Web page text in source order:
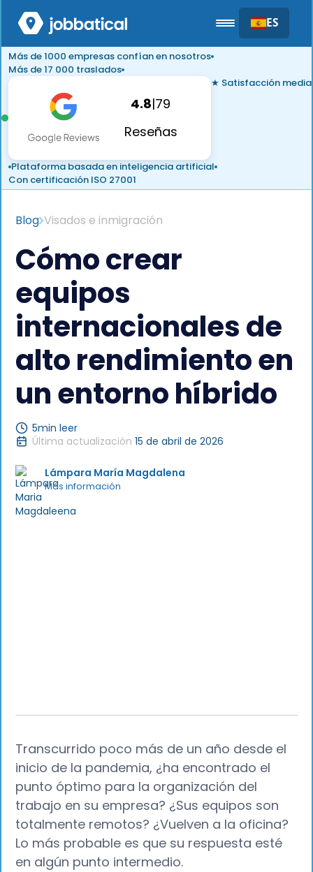
ES
Más de 1000 empresas confían en nosotros
Más de 17 000 traslados
4.8|79
Reseñas
★ Satisfacción media
Plataforma basada en inteligencia artificial
Con certificación ISO 27001
Blog Visados e inmigración
Cómo crear
equipos
internacionales de
alto rendimiento en
un entorno híbrido
5min leer
Última actualización 15 de abril de 2026
Lámpara María Magdalena
Más información
Transcurrido poco más de un año desde el
inicio de la pandemia, ¿ha encontrado el
punto óptimo para la organización del
trabajo en su empresa? ¿Sus equipos son
totalmente remotos? ¿Vuelven a la oficina?
Lo más probable es que su respuesta esté
en algún punto intermedio.